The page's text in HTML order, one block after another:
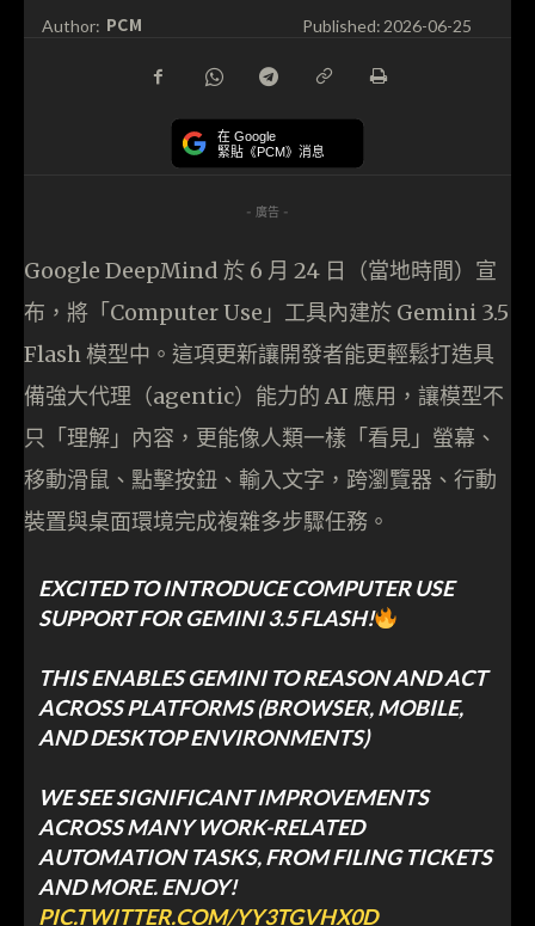
Author: PCM Published: 2026-06-25
在 Google
緊貼《PCM》消息
- 廣告 -
Google DeepMind 於 6 月 24 日（當地時間）宣
布，將「Computer Use」工具內建於 Gemini 3.5
Flash 模型中。這項更新讓開發者能更輕鬆打造具
備強大代理（agentic）能力的 AI 應用，讓模型不
只「理解」內容，更能像人類一樣「看見」螢幕、
移動滑鼠、點擊按鈕、輸入文字，跨瀏覽器、行動
裝置與桌面環境完成複雜多步驟任務。
EXCITED TO INTRODUCE COMPUTER USE
SUPPORT FOR GEMINI 3.5 FLASH!
THIS ENABLES GEMINI TO REASON AND ACT
ACROSS PLATFORMS (BROWSER, MOBILE,
AND DESKTOP ENVIRONMENTS)
WE SEE SIGNIFICANT IMPROVEMENTS
ACROSS MANY WORK-RELATED
AUTOMATION TASKS, FROM FILING TICKETS
AND MORE. ENJOY!
PIC.TWITTER.COM/YY3TGVHX0D